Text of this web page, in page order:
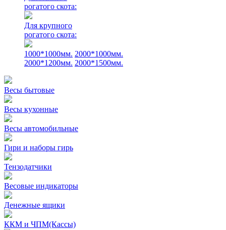
рогатого скота:
Для крупного
рогатого скота:
1000*1000мм. 2000*1000мм.
2000*1200мм. 2000*1500мм.
Весы бытовые
Весы кухонные
Весы автомобильные
Гири и наборы гирь
Тензодатчики
Весовые индикаторы
Денежные ящики
ККМ и ЧПМ(Кассы)